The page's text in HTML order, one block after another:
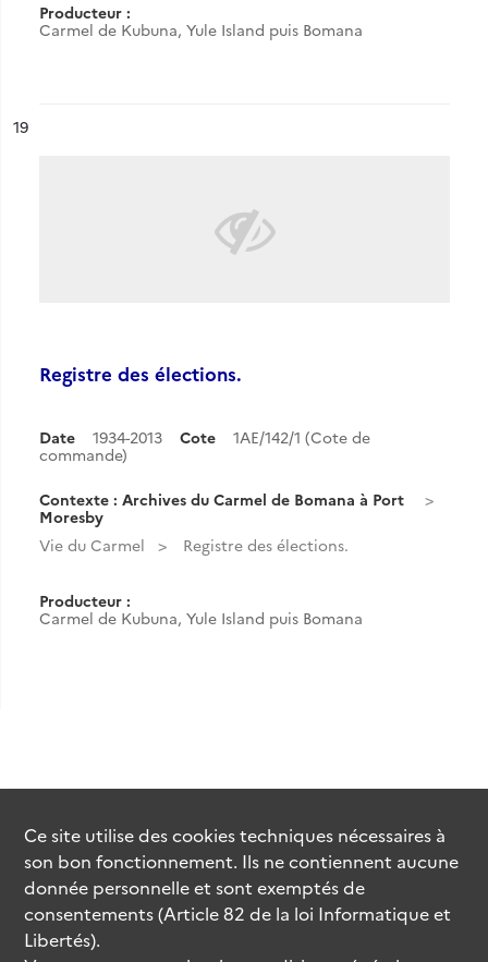
Producteur :
Carmel de Kubuna, Yule Island puis Bomana
n°
19
Registre des élections.
Date 1934-2013 Cote
1AE/142/1 (Cote de
commande)
Contexte : Archives du Carmel de Bomana à Port
Moresby
Vie du Carmel
Registre des élections.
Producteur :
Carmel de Kubuna, Yule Island puis Bomana
Ce site utilise descookiestechniques nécessaires à
son bon fonctionnement. Ils ne contiennent aucune
donnée personnelle et sont exemptés de
consentements (Article 82 de la loi Informatique et
Libertés).